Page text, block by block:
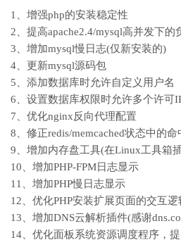
1、增强php的安装稳定性
2、提高apache2.4/mysql高并发下
3、增加mysql慢日志(仅新安装的)
4、更新mysql源码包
5、添加数据库时允许自定义用户名
6、设置数据库权限时允许多个许可
7、优化nginx反向代理配置
8、修正redis/memcached状态中的
9、增加内存盘工具(在Linux工具箱
10、增加PHP-FPM日志显示
11、增加PHP慢日志显示
12、优化PHP安装扩展页面的交互逻
13、增加DNS云解析插件(感谢
14、优化面板系统资源调度程序，